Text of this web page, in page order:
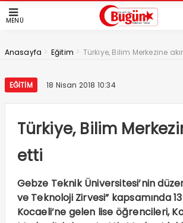
MENÜ
Anasayfa > Eğitim > Türkiye, Bilim Merkezine
EĞITIM 18 Nisan 2018 10:34
Türkiye, Bilim
etti
Gebze Teknik Üniversitesi’nin
ve Teknoloji Zirvesi” kapsamında
Kocaeli’ne gelen lise öğrencileri,